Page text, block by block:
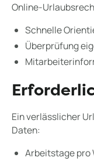
Online-
Schnelle
Überprüfung
Ein verlässlicher
Daten:
Arbeitstage pro